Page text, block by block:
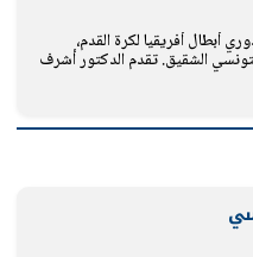
أبطال أفريقيا لكرة القدم،
الترجي الرياضي التونسي الشقيق. تقدم الدكتور أشرف